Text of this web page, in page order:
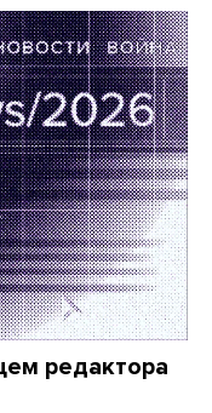
редактора